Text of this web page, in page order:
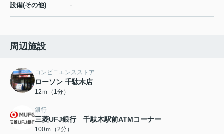
設備(その他) -
周辺施設
コンビニエンスストア
ローソン 千駄木店
12ｍ（1分）
銀行
三菱UFJ銀行 千駄木駅前ATMコーナー
100ｍ（2分）